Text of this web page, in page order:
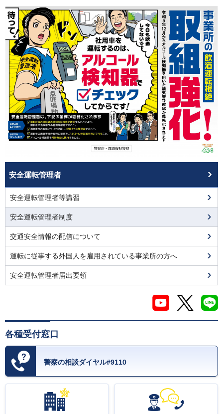
安全運転管理者
安全運転管理者等講習
安全運転管理者制度
交通安全情報の配信について
運転に従事する外国人を雇用されている事業所の方へ
安全運転管理者届出要領
各種受付窓口
警察の相談ダイヤル#9110